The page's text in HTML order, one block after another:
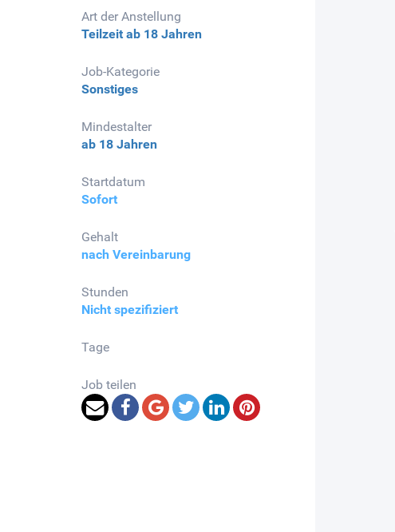
Art der Anstellung
Teilzeit ab 18 Jahren
Job-Kategorie
Sonstiges
Mindestalter
ab 18 Jahren
Startdatum
Sofort
Gehalt
nach Vereinbarung
Stunden
Nicht spezifiziert
Tage
Job teilen